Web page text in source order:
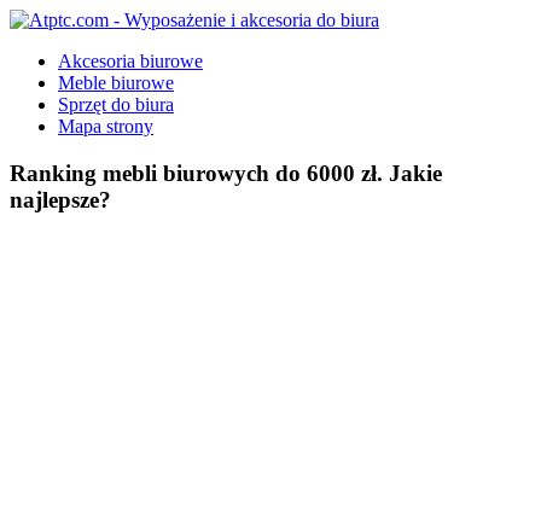
Skip
content
Atptc.com
Wyposażenie
akcesoria
Akcesoria biurowe
Meble biurowe
Sprzęt do biura
Mapa strony
Ranking mebli biurowych do 6000 zł. Jakie
najlepsze?